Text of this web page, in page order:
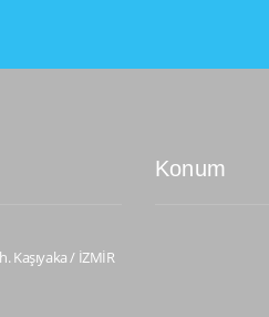
Kaşıyaka / İZMİR
Konum